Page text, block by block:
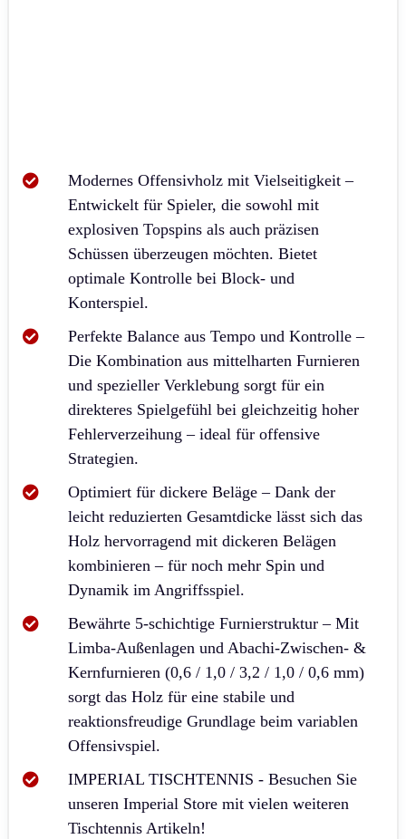
Modernes Offensivholz mit Vielseitigkeit –
Entwickelt für Spieler, die sowohl mit
explosiven Topspins als auch präzisen
Schüssen überzeugen möchten. Bietet
optimale Kontrolle bei Block- und
Konterspiel.
Perfekte Balance aus Tempo und Kontrolle –
Die Kombination aus mittelharten Furnieren
und spezieller Verklebung sorgt für ein
direkteres Spielgefühl bei gleichzeitig hoher
Fehlerverzeihung – ideal für offensive
Strategien.
Optimiert für dickere Beläge – Dank der
leicht reduzierten Gesamtdicke lässt sich das
Holz hervorragend mit dickeren Belägen
kombinieren – für noch mehr Spin und
Dynamik im Angriffsspiel.
Bewährte 5-schichtige Furnierstruktur – Mit
Limba-Außenlagen und Abachi-Zwischen- &
Kernfurnieren (0,6 / 1,0 / 3,2 / 1,0 / 0,6 mm)
sorgt das Holz für eine stabile und
reaktionsfreudige Grundlage beim variablen
Offensivspiel.
IMPERIAL TISCHTENNIS - Besuchen Sie
unseren Imperial Store mit vielen weiteren
Tischtennis Artikeln!